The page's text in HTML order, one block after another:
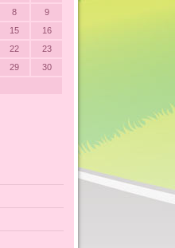
8
9
15
16
22
23
29
30